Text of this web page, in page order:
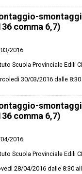
comma 6,7)
2016
Scuola Provinciale Edili
30/03/2016 dalle 8:30
comma 6,7)
2016
Scuola Provinciale Edili
28/04/2016 dalle 8:30